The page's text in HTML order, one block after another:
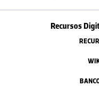
Recursos